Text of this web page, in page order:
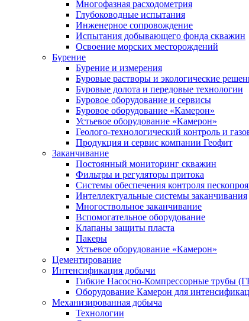
Многофазная расходометрия
Глубоководные испытания
Инженерное сопровождение
Испытания добывающего фонда скважин
Освоение морских месторождений
Бурение
Бурение и измерения
Буровые растворы и экологические
Буровые долота и передовые технологии
Буровое оборудование и сервисы
Буровое оборудование «Камерон»
Устьевое оборудование «Камерон»
Геолого-технологический контроль и
Продукция и сервис компании Геофит
Заканчивание
Постоянный мониторинг скважин
Фильтры и регуляторы притока
Cистемы обеспечения контроля
Интеллектуальные системы заканчивания
Многоствольное заканчивание
Вспомогательное оборудование
Клапаны защиты пласта
Пакеры
Устьевое оборудование «Камерон»
Цементирование
Интенсификация добычи
Гибкие Насосно-Компрессорные трубы
Оборудование Камерон для
Механизированная добыча
Технологии